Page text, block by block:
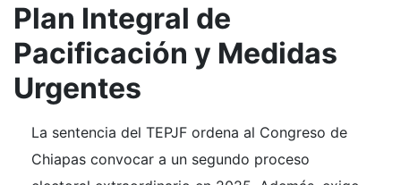
Plan Integral de
Pacificación y Medidas
Urgentes
La sentencia del TEPJF ordena al Congreso de
Chiapas convocar a un segundo proceso